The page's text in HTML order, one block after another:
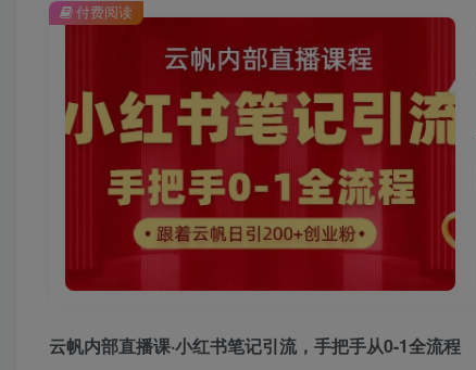
付费阅读
云帆内部直播课·小红书笔记引流，手把手从0-1全流程